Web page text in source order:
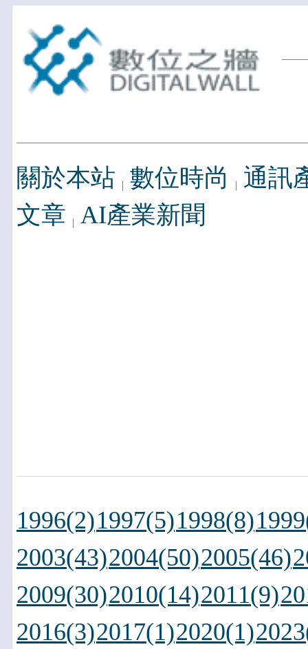
關於本站 數位時尚
通訊
文章 AI產業新聞
1996(2)1997(5)1998(8)
2003(43)2004(50)2005(46)
2009(30)2010(14)2011(9)
2016(3)2017(1)2020(1)